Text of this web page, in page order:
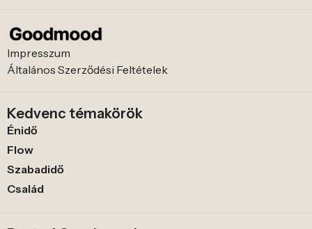
Impresszum
Általános Szerződési Feltételek
Kedvenc témakörök
Énidő
Flow
Szabadidő
Család